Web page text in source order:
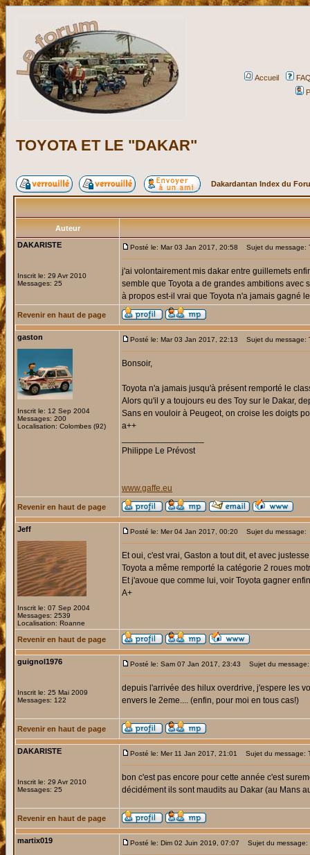
Accueil
TOYOTA ET LE "DAKAR"
Dakardantan Index du
Auteur
DAKARISTE
Inscrit le: 29 Avr 2010
Messages: 25
Posté le: Mar 03 Jan 2017, 20:58 Sujet du message:
j'ai volontairement mis dakar entre guillemets
semble que Toyota a de grandes ambitions avec
à propos est-il vrai que Toyota n'a jamais gagné
Revenir en haut de page
gaston
Inscrit le: 12 Sep 2004
Messages: 200
Localisation: Colombes (92)
Posté le: Mar 03 Jan 2017, 22:13 Sujet du message:
Bonsoir,
Toyota n'a jamais jusqu'à présent remporté le
Alors qu'il y a toujours eu des Toy sur le Dakar,
Sans en vouloir à Peugeot, on croise les doigts
a++
Philippe Le Prévost
www.gaffe.eu
Revenir en haut de page
Jeff
Inscrit le: 07 Sep 2004
Messages: 2539
Localisation: Roanne
Posté le: Mer 04 Jan 2017, 00:20 Sujet du message:
Et oui, c'est vrai, Gaston a tout dit, et avec
Toyota a même remporté la catégorie 2 roues
Et j'avoue que comme lui, voir Toyota gagner
A+
Revenir en haut de page
guignol1976
Inscrit le: 25 Mai 2009
Messages: 122
Posté le: Sam 07 Jan 2017, 23:43 Sujet du message:
depuis l'arrivée des hilux overdrive, j'espere les
envers le 2eme.... (enfin, pour moi en tous cas!)
Revenir en haut de page
DAKARISTE
Inscrit le: 29 Avr 2010
Messages: 25
Posté le: Mer 11 Jan 2017, 21:01 Sujet du message:
bon c'est pas encore pour cette année c'est
décidément ils sont maudits au Dakar (au Mans
Revenir en haut de page
martix019 Posté le: Dim 02 Juin 2019, 07:07 Sujet du message: